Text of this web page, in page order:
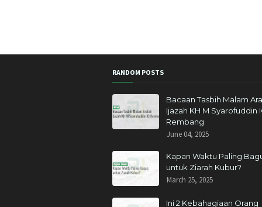
RANDOM POSTS
Bacaan Tasbih Malam
Ijazah KH M Syarofuddin
Rembang
June 04, 2025
Kapan Waktu Paling
untuk Ziarah Kubur?
March 25, 2025
Ini 2 Kebahagiaan Orang